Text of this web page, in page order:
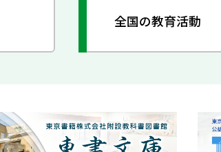
全国の教育活動